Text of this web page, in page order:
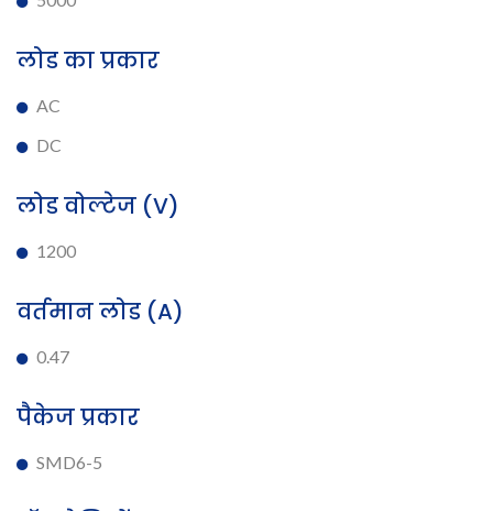
लोड का प्रकार
AC
DC
लोड वोल्टेज (V)
1200
वर्तमान लोड (A)
0.47
पैकेज प्रकार
SMD6-5